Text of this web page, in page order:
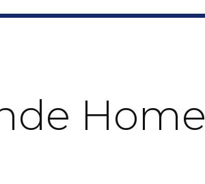
Home